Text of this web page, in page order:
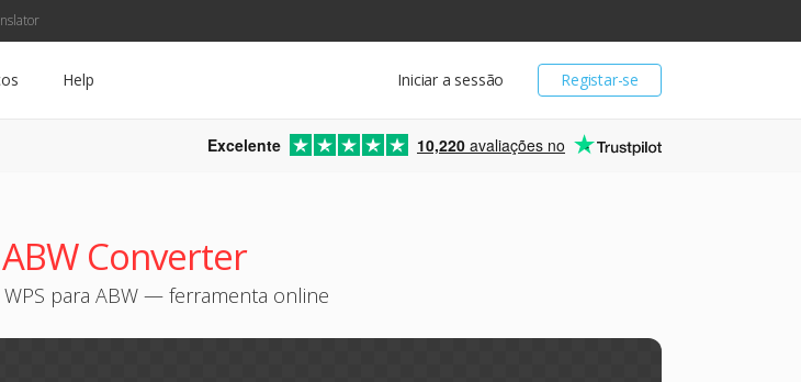
Registar-se
Iniciar a sessão
Help
Excelente 10,220 avaliações no
Converter
para ABW — ferramenta online